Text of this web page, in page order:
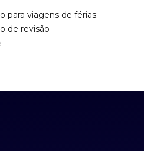
para viagens de férias:
de revisão